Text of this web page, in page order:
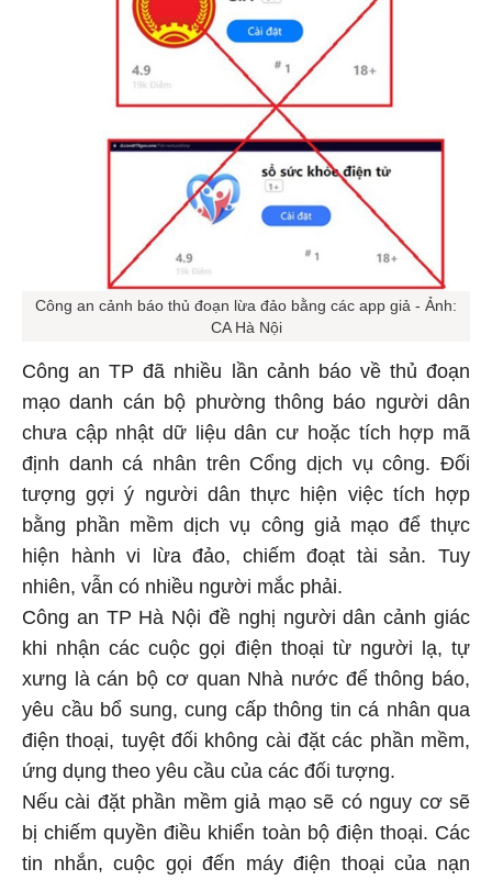
Công an cảnh báo thủ đoạn lừa đảo bằng các app giả - Ảnh:
CA Hà Nội
Công an TP đã nhiều lần cảnh báo về thủ đoạn
mạo danh cán bộ phường thông báo người dân
chưa cập nhật dữ liệu dân cư hoặc tích hợp mã
định danh cá nhân trên Cổng dịch vụ công. Đối
tượng gợi ý người dân thực hiện việc tích hợp
bằng phần mềm dịch vụ công giả mạo để thực
hiện hành vi lừa đảo, chiếm đoạt tài sản. Tuy
nhiên, vẫn có nhiều người mắc phải.
Công an TP Hà Nội đề nghị người dân cảnh giác
khi nhận các cuộc gọi điện thoại từ người lạ, tự
xưng là cán bộ cơ quan Nhà nước để thông báo,
yêu cầu bổ sung, cung cấp thông tin cá nhân qua
điện thoại, tuyệt đối không cài đặt các phần mềm,
ứng dụng theo yêu cầu của các đối tượng.
Nếu cài đặt phần mềm giả mạo sẽ có nguy cơ sẽ
bị chiếm quyền điều khiển toàn bộ điện thoại. Các
tin nhắn, cuộc gọi đến máy điện thoại của nạn